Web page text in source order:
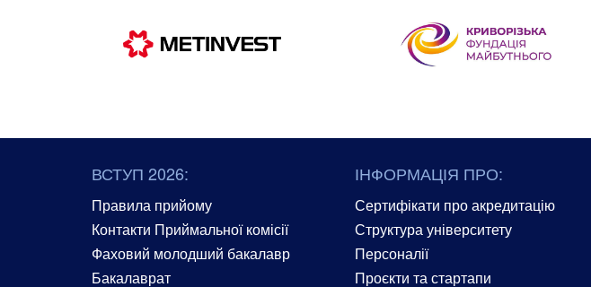
ВСТУП 2026:
Правила прийому
Контакти Приймальної комісії
Фаховий молодший бакалавр
Бакалаврат
ІНФОРМАЦІЯ ПРО:
Сертифікати про акредитацію
Структура університету
Персоналії
Проєкти та стартапи